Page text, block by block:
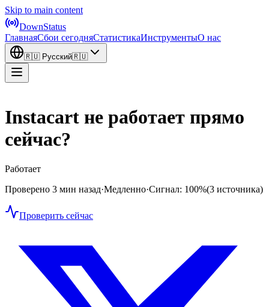
Skip to main content
DownStatus
ГлавнаяСбои сегодняСтатистикаИнструментыО нас
🇷🇺 Русский🇷🇺
Instacart не работает прямо
сейчас?
Работает
Проверено 3 мин назад·Медленно·Сигнал: 100%(3 источника)
Проверить сейчас